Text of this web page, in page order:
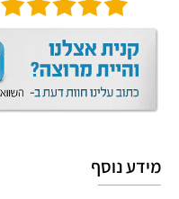
מידע נוסף